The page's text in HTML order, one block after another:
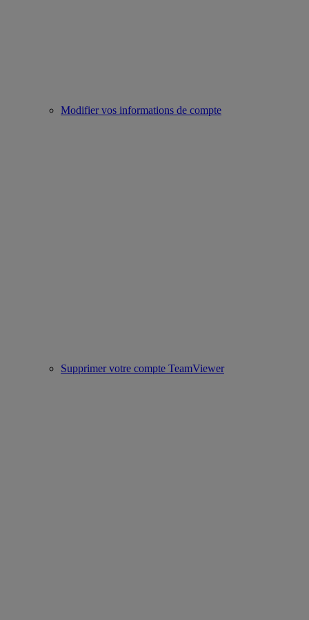
Modifier vos informations de compte
Supprimer votre compte TeamViewer